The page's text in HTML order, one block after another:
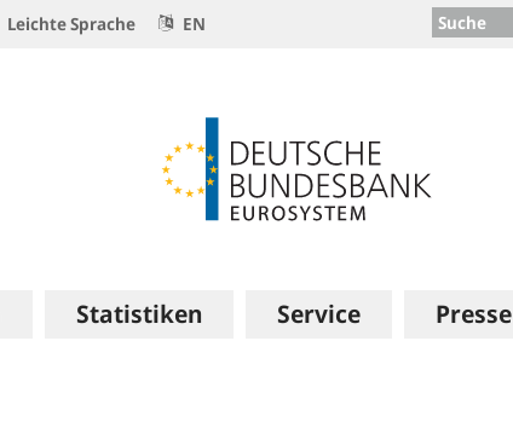
Leichte Sprache EN Suche
Statistiken Service Presse